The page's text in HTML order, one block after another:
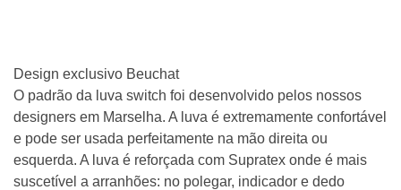
Design exclusivo Beuchat
O padrão da luva switch foi desenvolvido pelos nossos
designers em Marselha. A luva é extremamente confortável
e pode ser usada perfeitamente na mão direita ou
esquerda. A luva é reforçada com Supratex onde é mais
suscetível a arranhões: no polegar, indicador e dedo